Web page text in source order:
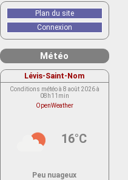
Plan du site
Connexion
Météo
Lévis-Saint-Nom
Conditions météo à 8 août 2026 à
08h11min
OpenWeather
16°C
Peu nuageux